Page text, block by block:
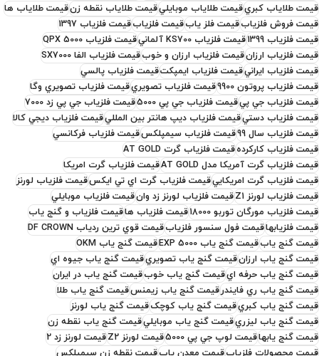
قيمت طلاياب کبريقيمت طلاياب موبايليقيمت طلاياب نقطه زنقيمت طلاياب ها
قيمت فروش فلزيابقيمت فلز يابقيمت فلزيابقيمت فلزياب 1397
قيمت فلزياب 1399
قيمت فلزياب KS700 آلماني
قيمت فلزياب QPX 5000
قيمت فلزياب ارزانقيمت فلزياب ارزان و خوبقيمت فلزياب الفا SX7000
قيمت فلزياب ايرانيقيمت فلزياب ايمپکتقيمت فلزياب پالسي
قيمت فلزياب پروتون 9900
قيمت فلزياب تصويريقيمت فلزياب تصويري وگا
قيمت فلزياب جي پيقيمت فلزياب جي پي 5000
قيمت فلزياب جي پي زد 7000
قيمت فلزياب دستيقيمت فلزياب ديپ هانتر بين الملليقيمت فلزياب ديجي کالا
قيمت فلزياب سال 99
قيمت فلزياب سيمپلکسقيمت فلزياب فرکانسي
قيمت فلزياب کارکردهقيمت فلزياب گرت AT GOLD
قيمت فلزياب گرت آمريکا مدل AT GOLD
قيمت فلزياب گرت امريکا
قيمت فلزياب گرت امريکاييقيمت فلزياب گرت اي تي ايکسقيمت فلزياب لورنز
قيمت فلزياب لورنز Z1
قيمت فلزياب لورنز زد وانقيمت فلزياب موبايلي
قيمت فلزياب مورگان توربو 18000
قيمت فلزياب هاقيمت فلزياب و گنج ياب
قيمت فلزيابهاقيمت فول سنسور فلزيابقيمت قوي ترين ردياب DF CROWN
قيمت گنج يابقيمت گنج ياب EXP 5000
قيمت گنج ياب OKM
قيمت گنج ياب ارزانقيمت گنج ياب تصويريقيمت گنج ياب جيوه اي
قيمت گنج ياب حرفه ايقيمت گنج ياب خوبقيمت گنج ياب در ايران
قيمت گنج ياب ري فايندرقيمت گنج ياب زيمنسقيمت گنج ياب طلا
قيمت گنج ياب کبريقيمت گنج ياب کوچکقيمت گنج ياب لورنز
قيمت گنج ياب ليزريقيمت گنج ياب موبايليقيمت گنج ياب نقطه زن
قيمت گنج يابهاقيمت لوپ جي پي 5000 قيمت لورنز Z2
قيمت لورنز زد 2
قيمت محصولات فلزيابقيمت معدن يابقيمت نقطه زن سيمپلکس